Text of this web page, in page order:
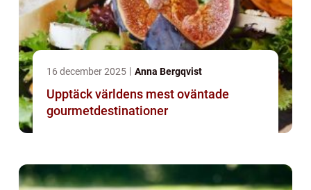
16 december 2025 Anna Bergqvist
Upptäck världens mest oväntade
gourmetdestinationer